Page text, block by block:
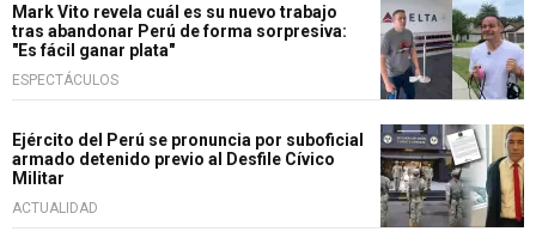
Mark Vito revela cuál es su nuevo trabajo
tras abandonar Perú de forma sorpresiva:
"Es fácil ganar plata"
ESPECTÁCULOS
Ejército del Perú se pronuncia por suboficial
armado detenido previo al Desfile Cívico
Militar
ACTUALIDAD